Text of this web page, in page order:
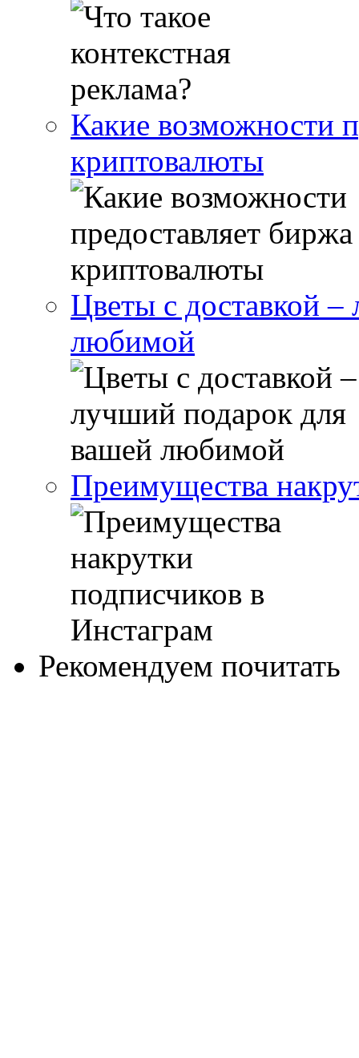
Какие возможности
криптовалюты
Цветы с доставкой
любимой
Преимущества
Рекомендуем почитать